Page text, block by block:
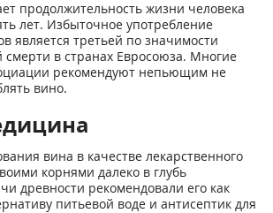
продолжительность жизни человека
лет. Избыточное употребление
является третьей по значимости
в странах Евросоюза. Многие
рекомендуют непьющим не
вино.
вина в качестве лекарственного
корнями далеко в глубь
древности рекомендовали его как
питьевой воде и антисептик для